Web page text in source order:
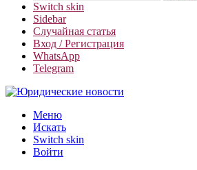
Switch skin
Sidebar
Случайная статья
Вход / Регистрация
WhatsApp
Telegram
Меню
Искать
Switch skin
Войти